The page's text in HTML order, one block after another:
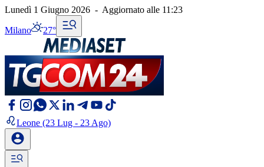
Lunedì 1 Giugno 2026 - Aggiornato alle 11:23
Milano 27°
Leone (23 Lug - 23 Ago)